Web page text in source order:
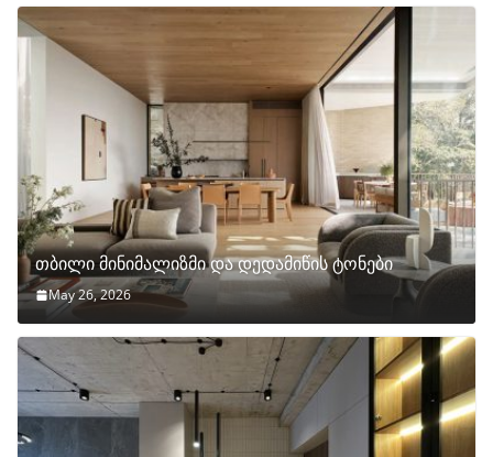
თბილი მინიმალიზმი და დედამიწის ტონები
May 26, 2026